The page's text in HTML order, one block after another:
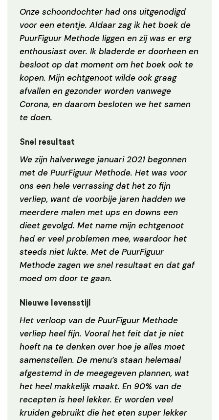
Onze schoondochter had ons uitgenodigd
voor een etentje. Aldaar zag ik het boek de
PuurFiguur Methode liggen en zij was er erg
enthousiast over. Ik bladerde er doorheen en
besloot op dat moment om het boek ook te
kopen. Mijn echtgenoot wilde ook graag
afvallen en gezonder worden vanwege
Corona, en daarom besloten we het samen
te doen.
Snel resultaat
We zijn halverwege januari 2021 begonnen
met de PuurFiguur Methode. Het was voor
ons een hele verrassing dat het zo fijn
verliep, want de voorbije jaren hadden we
meerdere malen met ups en downs een
dieet gevolgd. Met name mijn echtgenoot
had er veel problemen mee, waardoor het
steeds niet lukte. Met de PuurFiguur
Methode zagen we snel resultaat en dat gaf
moed om door te gaan.
Nieuwe levensstijl
Het verloop van de PuurFiguur Methode
verliep heel fijn. Vooral het feit dat je niet
hoeft na te denken over hoe je alles moet
samenstellen. De menu’s staan helemaal
afgestemd in de meegegeven plannen, wat
het heel makkelijk maakt. En 90% van de
recepten is heel lekker. Er worden veel
kruiden gebruikt die het eten super lekker